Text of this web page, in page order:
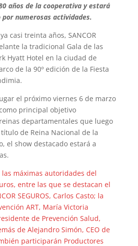
años de la cooperativa y estará
numerosas actividades.
casi treinta años, SANCOR
la tradicional Gala de las
Hyatt Hotel en la ciudad de
de la 90º edición de la Fiesta
el próximo viernes 6 de marzo
principal objetivo
departamentales que luego
de Reina Nacional de la
el show destacado estará a
las máximas autoridades del
entre las que se destacan el
SEGUROS, Carlos Casto; la
ART, María Victoria
de Prevención Salud,
de Alejandro Simón, CEO de
participarán Productores